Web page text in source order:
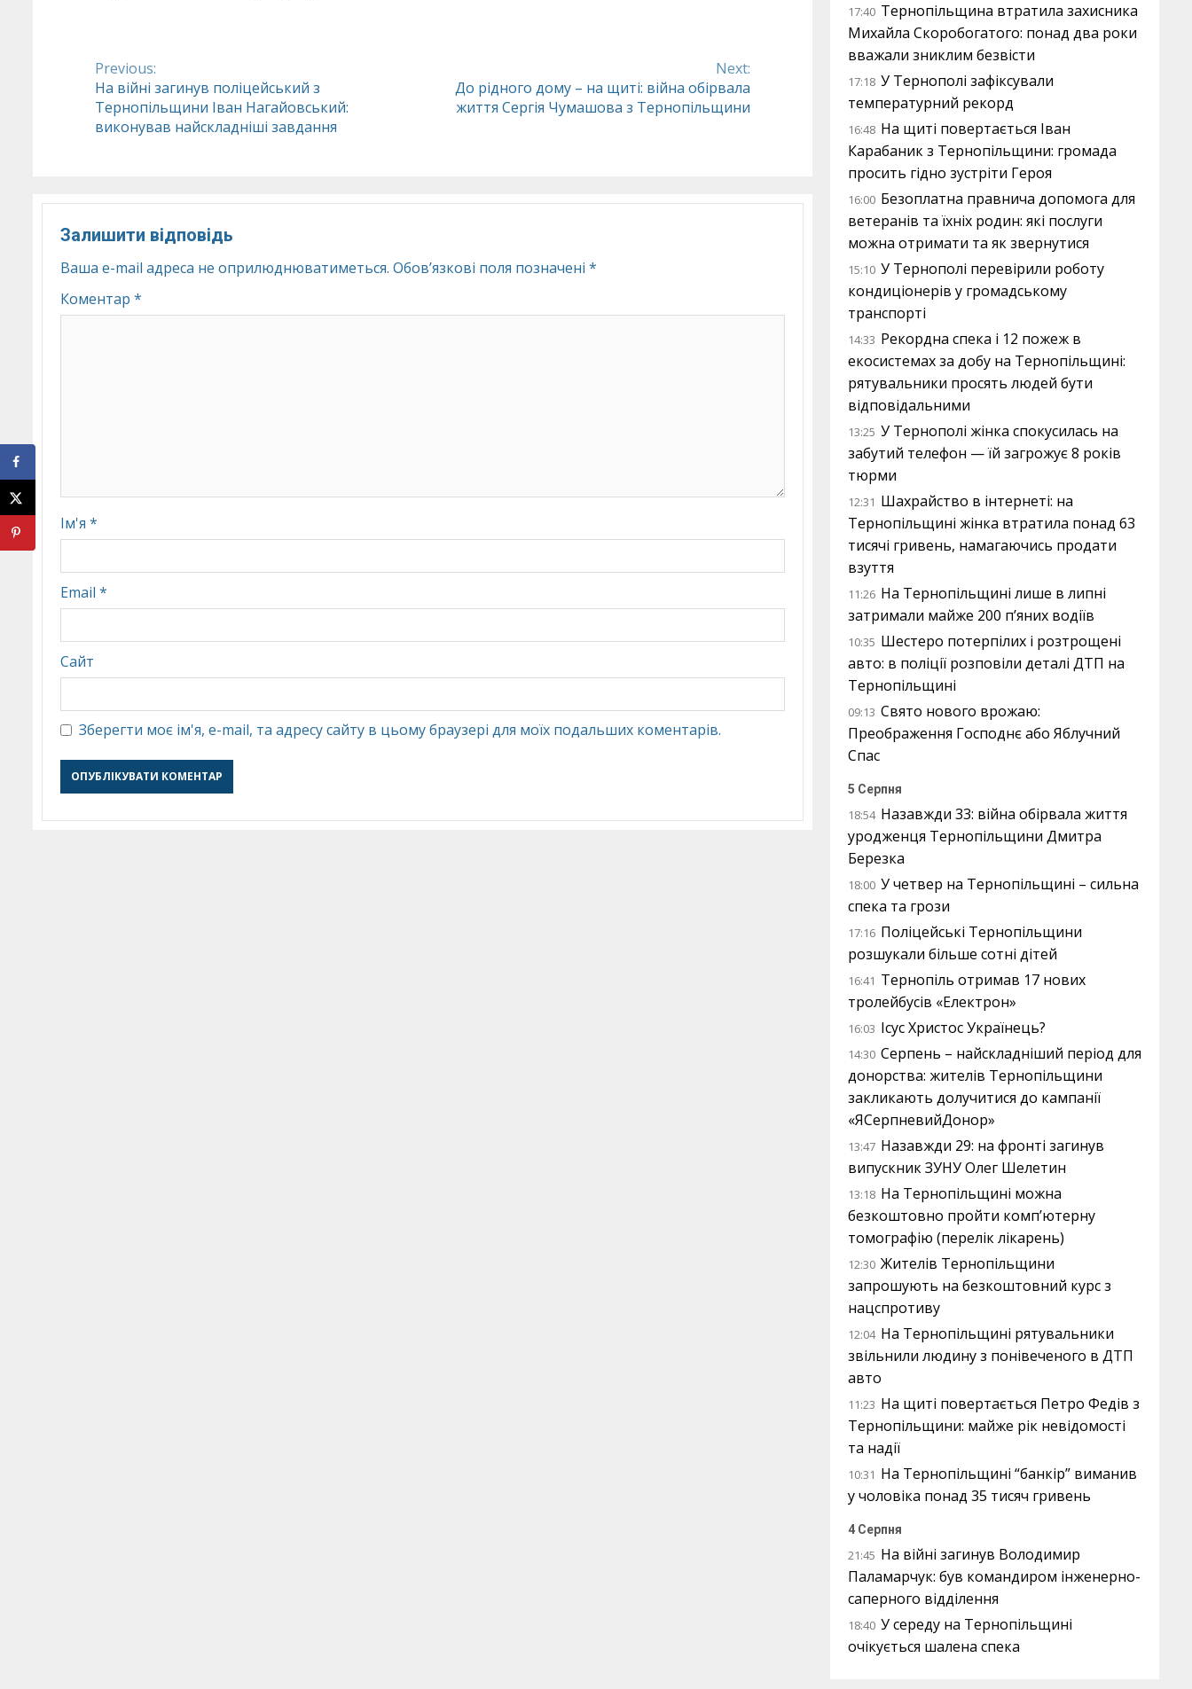
Continue
Reading
Previous:
На війні загинув поліцейський з
Тернопільщини Іван Нагайовський:
виконував найскладніші завдання
Next:
До рідного дому – на щиті: війна обірвала
життя Сергія Чумашова з Тернопільщини
Залишити відповідь
Ваша e-mail адреса не оприлюднюватиметься. Обов’язкові поля позначені *
Коментар *
Ім'я *
Email *
Сайт
Зберегти моє ім'я, e-mail, та адресу сайту в цьому браузері для моїх подальших коментарів.
17:40 Тернопільщина втратила захисника
Михайла Скоробогатого: понад два роки
вважали зниклим безвісти
17:18 У Тернополі зафіксували
температурний рекорд
16:48 На щиті повертається Іван
Карабаник з Тернопільщини: громада
просить гідно зустріти Героя
16:00 Безоплатна правнича допомога для
ветеранів та їхніх родин: які послуги
можна отримати та як звернутися
15:10 У Тернополі перевірили роботу
кондиціонерів у громадському
транспорті
14:33 Рекордна спека і 12 пожеж в
екосистемах за добу на Тернопільщині:
рятувальники просять людей бути
відповідальними
13:25 У Тернополі жінка спокусилась на
забутий телефон — їй загрожує 8 років
тюрми
12:31 Шахрайство в інтернеті: на
Тернопільщині жінка втратила понад 63
тисячі гривень, намагаючись продати
взуття
11:26 На Тернопільщині лише в липні
затримали майже 200 п’яних водіїв
10:35 Шестеро потерпілих і розтрощені
авто: в поліції розповіли деталі ДТП на
Тернопільщині
09:13 Свято нового врожаю:
Преображення Господнє або Яблучний
Спас
5 Серпня
18:54 Назавжди 33: війна обірвала життя
уродженця Тернопільщини Дмитра
Березка
18:00 У четвер на Тернопільщині – сильна
спека та грози
17:16 Поліцейські Тернопільщини
розшукали більше сотні дітей
16:41 Тернопіль отримав 17 нових
тролейбусів «Електрон»
16:03 Ісус Христос Українець?
14:30 Серпень – найскладніший період для
донорства: жителів Тернопільщини
закликають долучитися до кампанії
«ЯСерпневийДонор»
13:47 Назавжди 29: на фронті загинув
випускник ЗУНУ Олег Шелетин
13:18 На Тернопільщині можна
безкоштовно пройти комп’ютерну
томографію (перелік лікарень)
12:30 Жителів Тернопільщини
запрошують на безкоштовний курс з
нацспротиву
12:04 На Тернопільщині рятувальники
звільнили людину з понівеченого в ДТП
авто
11:23 На щиті повертається Петро Федів з
Тернопільщини: майже рік невідомості
та надії
10:31 На Тернопільщині “банкір” виманив
у чоловіка понад 35 тисяч гривень
4 Серпня
21:45 На війні загинув Володимир
Паламарчук: був командиром інженерно-
саперного відділення
18:40 У середу на Тернопільщині
очікується шалена спека